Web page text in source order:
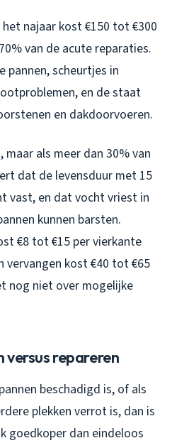
najaar kost €150 tot €300
van de acute reparaties.
pannen, scheurtjes in
en de staat
en dakdoorvoeren.
als meer dan 30% van
dat de levensduur met 15
vast, en dat vocht vriest in
kunnen barsten.
€8 tot €15 per vierkante
vervangen kost €40 tot €65
nog niet over mogelijke
versus repareren
beschadigd is, of als
plekken verrot is, dan is
goedkoper dan eindeloos